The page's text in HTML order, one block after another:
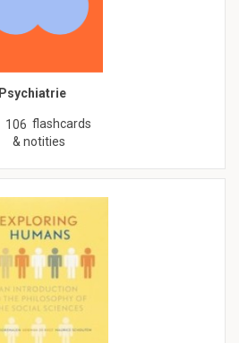
Psychiatrie
106 flashcards
& notities